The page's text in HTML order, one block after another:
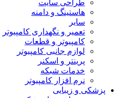
طراحی سایت
هاستینگ و دامنه
سایر
تعمیر و نگهداری کامپیوتر
کامپیوتر و قطعات
لوازم جانبی کامپیوتر
پرینتر و اسکنر
خدمات شبکه
نرم افزار کامپیوتر
پزشکی و زیبایی